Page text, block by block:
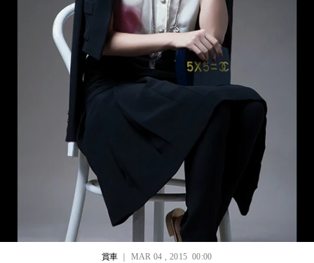
賞車｜ MAR 04 , 2015 00:00